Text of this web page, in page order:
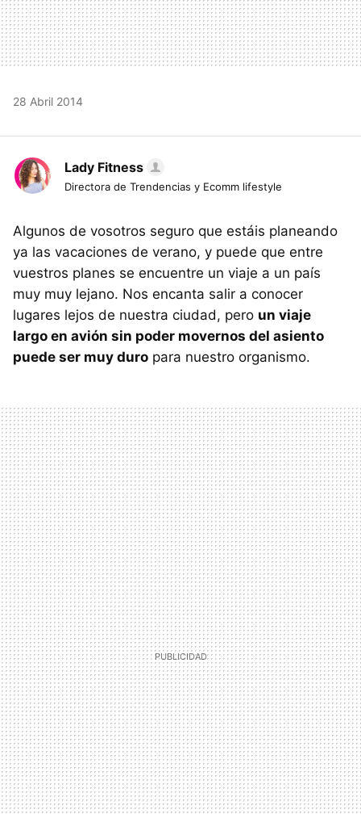
28 Abril 2014
Lady Fitness
Directora de Trendencias y Ecomm lifestyle
Algunos de vosotros seguro que estáis planeando
ya las vacaciones de verano, y puede que entre
vuestros planes se encuentre un viaje a un país
muy muy lejano. Nos encanta salir a conocer
lugares lejos de nuestra ciudad, pero un viaje
largo en avión sin poder movernos del asiento
puede ser muy duro para nuestro organismo.